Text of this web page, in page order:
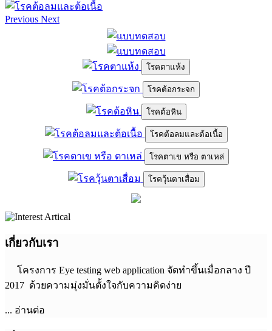
Previous Next
โรคตาแห้ง
โรคต้อกระจก
โรคต้อหิน
โรคต้อลมและต้อเนื้อ
โรคตาเข หรือ ตาเหล่
โรควุ้นตาเสื่อม
เกี่ยวกับเรา
โครงการ Eye testing web application จัดทำขึ้นเมื่อกลาง ปี
2017 ด้วยความมุ่งมั่นตั้งใจกับความคิดง่าย
... อ่านต่อ